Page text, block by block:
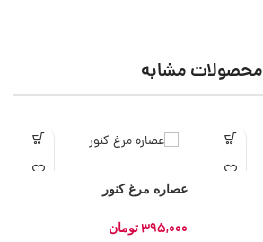
محصولات مشابه
عصاره مرغ کنور
395,000تومان